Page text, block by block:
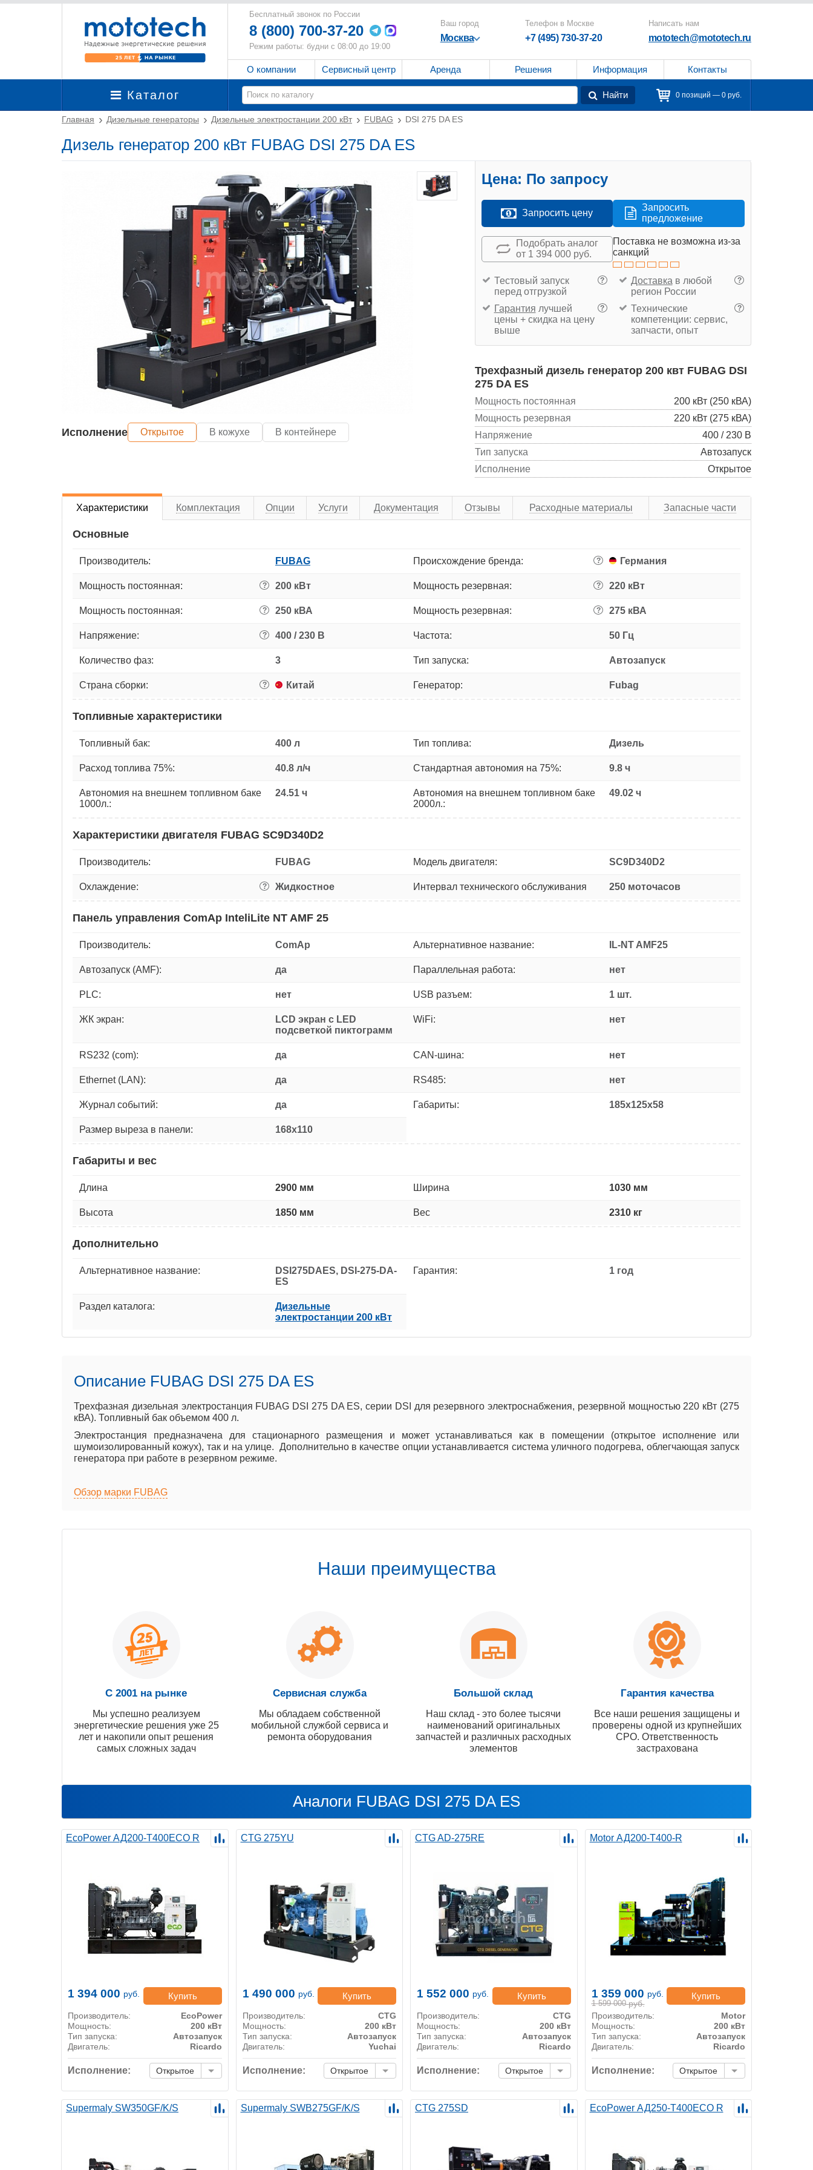
Бесплатный звонок по России
8 (800) 700-37-20
Режим работы: будни с 08:00 до 19:00
Ваш город
Москва
Телефон в Москве
+7 (495) 730-37-20
Написать нам
mototech@mototech.ru
О компании Сервисный центр Аренда Решения Информация Контакты
Каталог Найти 0 позиций — 0 руб.
Главная Дизельные генераторы Дизельные электростанции 200 кВт FUBAG DSI 275 DA ES
Дизель генератор 200 кВт FUBAG DSI 275 DA ES
Исполнение Открытое В кожухе В контейнере
Цена: По запросу
Запросить цену
Запросить
предложение
Подобрать аналог
от 1 394 000 руб.
Поставка не возможна из-за
санкций
?
Тестовый запуск
перед отгрузкой
?
Доставка в любой
регион России
?
Гарантия лучшей
цены + скидка на цену
выше
?
Технические
компетенции: сервис,
запчасти, опыт
Трехфазный дизель генератор 200 квт FUBAG DSI
275 DA ES
Мощность постоянная
200 кВт (250 кВА)
Мощность резервная
220 кВт (275 кВА)
Напряжение
400 / 230 В
Тип запуска
Автозапуск
Исполнение
Открытое
Характеристики Комплектация Опции Услуги Документация Отзывы Расходные материалы Запасные части
Основные
Производитель: FUBAG Происхождение бренда: ? Германия
Мощность постоянная: ? 200 кВт Мощность резервная: ? 220 кВт
Мощность постоянная: ? 250 кВА Мощность резервная: ? 275 кВА
Напряжение: ? 400 / 230 В Частота: 50 Гц
Количество фаз: 3 Тип запуска: Автозапуск
Страна сборки: ? Китай Генератор: Fubag
Топливные характеристики
Топливный бак: 400 л Тип топлива: Дизель
Расход топлива 75%: 40.8 л/ч Стандартная автономия на 75%: 9.8 ч
Автономия на внешнем топливном баке
1000л.:
24.51 ч
Автономия на внешнем топливном баке
2000л.:
49.02 ч
Характеристики двигателя FUBAG SC9D340D2
Производитель: FUBAG Модель двигателя: SC9D340D2
Охлаждение: ? Жидкостное Интервал технического обслуживания 250 моточасов
Панель управления ComAp InteliLite NT AMF 25
Производитель: ComAp Альтернативное название: IL-NT AMF25
Автозапуск (AMF): да Параллельная работа: нет
PLC: нет USB разъем: 1 шт.
ЖК экран:
LCD экран с LED
подсветкой пиктограмм
WiFi: нет
RS232 (com): да CAN-шина: нет
Ethernet (LAN): да RS485: нет
Журнал событий: да Габариты: 185x125x58
Размер выреза в панели: 168x110
Габариты и вес
Длина 2900 мм Ширина 1030 мм
Высота 1850 мм Вес 2310 кг
Дополнительно
Альтернативное название:
DSI275DAES, DSI-275-DA-
ES
Гарантия: 1 год
Раздел каталога:
Дизельные
электростанции 200 кВт
Описание FUBAG DSI 275 DA ES
Трехфазная дизельная электростанция FUBAG DSI 275 DA ES, серии DSI для резервного электроснабжения, резервной мощностью 220 кВт (275
кВА). Топливный бак объемом 400 л.
Электростанция предназначена для стационарного размещения и может устанавливаться как в помещении (открытое исполнение или
шумоизолированный кожух), так и на улице. Дополнительно в качестве опции устанавливается система уличного подогрева, облегчающая запуск
генератора при работе в резервном режиме.
Обзор марки FUBAG
Наши преимущества
С 2001 на рынке
Мы успешно реализуем
энергетические решения уже 25
лет и накопили опыт решения
самых сложных задач
Сервисная служба
Мы обладаем собственной
мобильной службой сервиса и
ремонта оборудования
Большой склад
Наш склад - это более тысячи
наименований оригинальных
запчастей и различных расходных
элементов
Гарантия качества
Все наши решения защищены и
проверены одной из крупнейших
СРО. Ответственность
застрахована
Аналоги FUBAG DSI 275 DA ES
EcoPower АД200-T400ECO R
1 394 000 руб. Купить
Производитель:
EcoPower
Мощность:
200 кВт
Тип запуска:
Автозапуск
Двигатель:
Ricardo
Исполнение: Открытое
CTG 275YU
1 490 000 руб. Купить
Производитель:
CTG
Мощность:
200 кВт
Тип запуска:
Автозапуск
Двигатель:
Yuchai
Исполнение: Открытое
CTG AD-275RE
1 552 000 руб. Купить
Производитель:
CTG
Мощность:
200 кВт
Тип запуска:
Автозапуск
Двигатель:
Ricardo
Исполнение: Открытое
Motor АД200-Т400-R
1 599 000 руб.
1 359 000 руб. Купить
Производитель:
Motor
Мощность:
200 кВт
Тип запуска:
Автозапуск
Двигатель:
Ricardo
Исполнение: Открытое
Supermaly SW350GF/K/S Supermaly SWB275GF/K/S CTG 275SD EcoPower АД250-T400ECO R